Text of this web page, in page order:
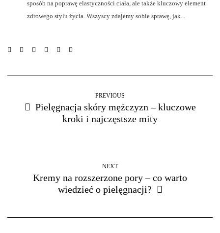
sposób na poprawę elastyczności ciała, ale także kluczowy element
zdrowego stylu życia. Wszyscy zdajemy sobie sprawę, jak...
PREVIOUS
Pielęgnacja skóry mężczyzn – kluczowe
kroki i najczęstsze mity
NEXT
Kremy na rozszerzone pory – co warto
wiedzieć o pielęgnacji?